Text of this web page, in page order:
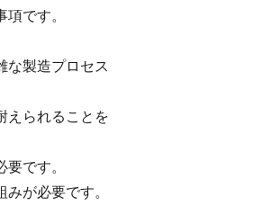
です。
な製造プロセス
えられることを
です。
が必要です。